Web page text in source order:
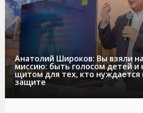
Анатолий Широков: Вы взяли
миссию: быть голосом детей
щитом для тех, кто нуждается
защите